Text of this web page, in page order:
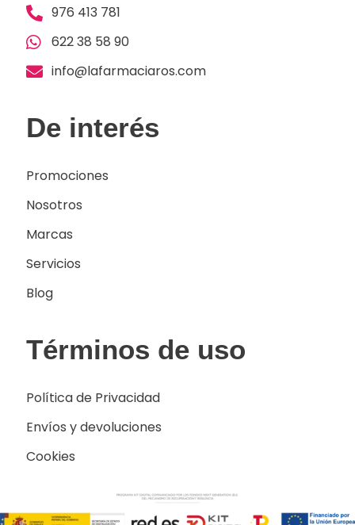
976 413 781
622 38 58 90
info@lafarmaciaros.com
De interés
Promociones
Nosotros
Marcas
Servicios
Blog
Términos de uso
Política de Privacidad
Envíos y devoluciones
Cookies